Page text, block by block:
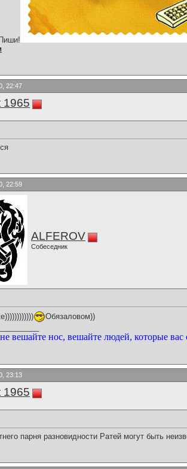
22:47
1965
22:59
ALFEROV
Собеседник
Обязаловом))
вешайте нос, вешайте людей, которые
23:13
1965
парня разновидности Ратей могут быть